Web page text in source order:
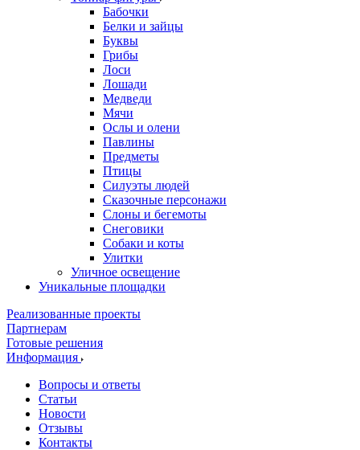
Бабочки
Белки и зайцы
Буквы
Грибы
Лоси
Лошади
Медведи
Мячи
Ослы и олени
Павлины
Предметы
Птицы
Силуэты людей
Сказочные персонажи
Слоны и бегемоты
Снеговики
Собаки и коты
Улитки
Уличное освещение
Уникальные площадки
Реализованные проекты
Партнерам
Готовые решения
Информация
Вопросы и ответы
Статьи
Новости
Отзывы
Контакты